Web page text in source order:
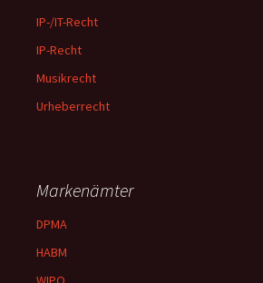
IP-/IT-Recht
IP-Recht
Musikrecht
Urheberrecht
Markenämter
DPMA
HABM